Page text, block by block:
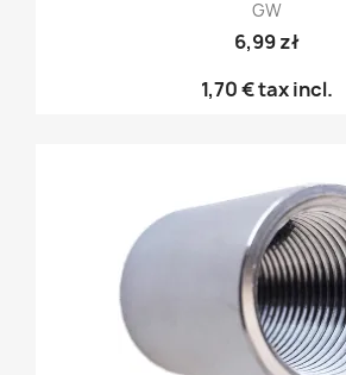
GW
6,99 zł
1,70 €tax incl.